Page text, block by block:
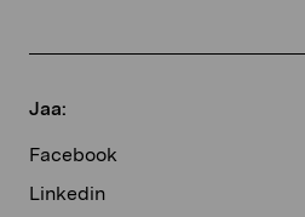
Jaa:
Facebook
Linkedin